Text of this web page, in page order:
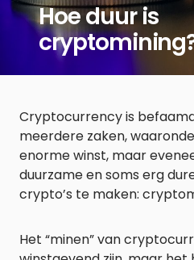
Hoe duur is
Cryptocurrency is
meerdere zaken,
enorme winst, maar
duurzame en soms erg
crypto’s te maken:
Het “minen” van